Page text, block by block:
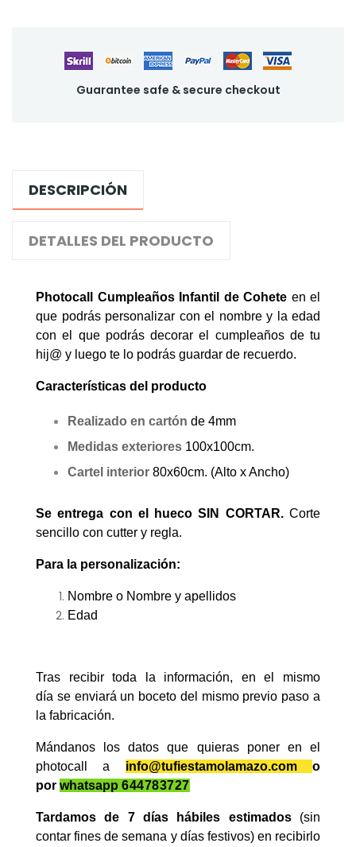
Guarantee safe & secure checkout
DESCRIPCIÓN
DETALLES DEL PRODUCTO
Photocall Cumpleaños Infantil de Cohete en el
que podrás personalizar con el nombre y la edad
con el que podrás decorar el cumpleaños de tu
hij@ y luego te lo podrás guardar de recuerdo.
Características del producto
Realizado en cartón de 4mm
Medidas exteriores 100x100cm.
Cartel interior 80x60cm. (Alto x Ancho)
Se entrega con el hueco SIN CORTAR. Corte
sencillo con cutter y regla.
Para la personalización:
Nombre o Nombre y apellidos
Edad
Tras recibir toda la información, en el mismo
día se enviará un boceto del mismo previo paso a
la fabricación.
Mándanos los datos que quieras poner en el
photocall a
info@tufiestamolamazo.com
o
por whatsapp 644783727
Tardamos de 7 días hábiles estimados(sin
contar fines de semana y días festivos) en recibirlo